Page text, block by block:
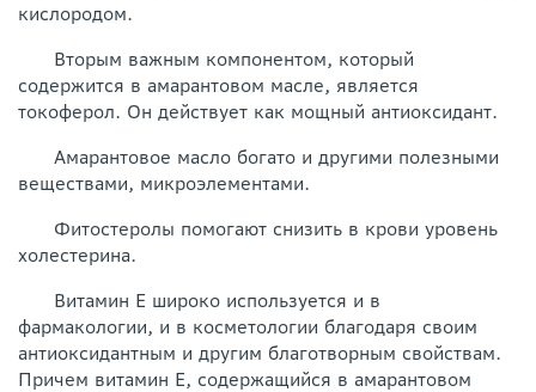
кислородом.
Вторым важным компонентом, который
содержится в амарантовом масле, является
токоферол. Он действует как мощный антиоксидант.
Амарантовое масло богато и другими полезными
веществами, микроэлементами.
Фитостеролы помогают снизить в крови уровень
холестерина.
Витамин Е широко используется и в
фармакологии, и в косметологии благодаря своим
антиоксидантным и другим благотворным свойствам.
Причем витамин Е, содержащийся в амарантовом